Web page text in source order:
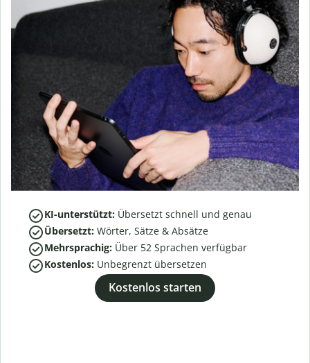
KI-unterstützt: Übersetzt schnell und genau
Übersetzt: Wörter, Sätze & Absätze
Mehrsprachig: Über 52 Sprachen verfügbar
Kostenlos: Unbegrenzt übersetzen
Kostenlos starten